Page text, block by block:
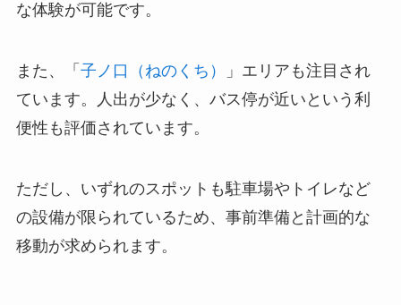
な体験が可能です。
また、「 子ノ口（ねのくち）
」エリアも注目され
ています。人出が少なく、バス停が近いという利
便性も評価されています。
ただし、いずれのスポットも駐車場やトイレなど
の設備が限られているため、事前準備と計画的な
移動が求められます。